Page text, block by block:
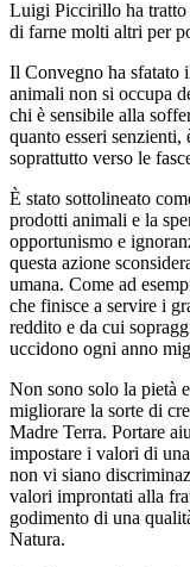
Luigi Piccirillo ha tratto
di farne molti altri per
Il Convegno ha sfatato
animali non si occupa
chi è sensibile alla
quanto esseri
soprattutto verso le
È stato sottolineato
prodotti animali e la
opportunismo e
questa azione
umana. Come ad
che finisce a servire i
reddito e da cui
uccidono ogni anno
Non sono solo la pietà
migliorare la sorte di
Madre Terra. Portare
impostare i valori di
non vi siano
valori improntati alla
godimento di una
Natura.